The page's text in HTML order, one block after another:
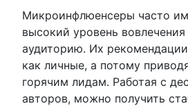
Микроинфлюенсеры часто
высокий уровень
аудиторию. Их
как личные, а потому
горячим лидам. Работая с
авторов, можно получить